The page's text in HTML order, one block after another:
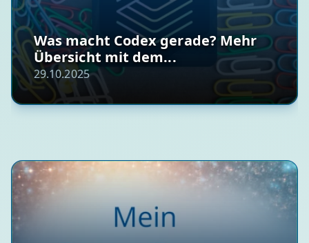
Was macht Codex gerade? Mehr
Übersicht mit dem...
29.10.2025